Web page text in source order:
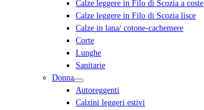
Calze leggere in Filo di Scozia a coste
Calze leggere in Filo di Scozia lisce
Calze in lana/ cotone-cachemere
Corte
Lunghe
Sanitarie
Donna
Autoreggenti
Calzini leggeri estivi